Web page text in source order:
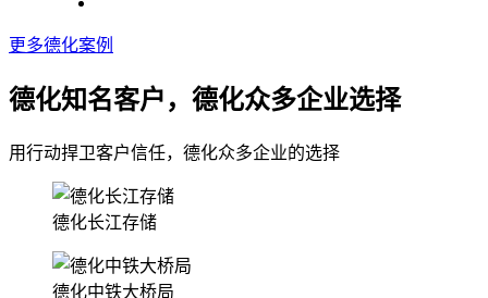
更多德化案例
德化知名客户，德化众多企业选择
用行动捍卫客户信任，德化众多企业的选择
德化长江存储
德化中铁大桥局